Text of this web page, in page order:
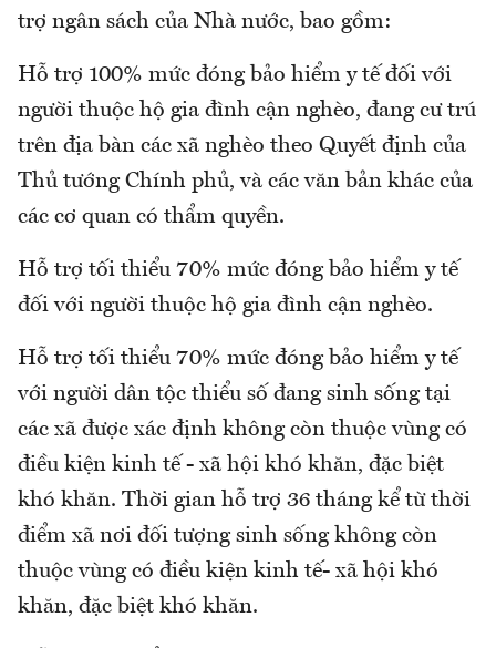
trợ ngân sách của Nhà nước, bao gồm:
Hỗ trợ 100% mức đóng bảo hiểm y tế đối với
người thuộc hộ gia đình cận nghèo, đang cư trú
trên địa bàn các xã nghèo theo Quyết định của
Thủ tướng Chính phủ, và các văn bản khác của
các cơ quan có thẩm quyền.
Hỗ trợ tối thiểu 70% mức đóng bảo hiểm y tế
đối với người thuộc hộ gia đình cận nghèo.
Hỗ trợ tối thiểu 70% mức đóng bảo hiểm y tế
với người dân tộc thiểu số đang sinh sống tại
các xã được xác định không còn thuộc vùng có
điều kiện kinh tế - xã hội khó khăn, đặc biệt
khó khăn. Thời gian hỗ trợ 36 tháng kể từ thời
điểm xã nơi đối tượng sinh sống không còn
thuộc vùng có điều kiện kinh tế- xã hội khó
khăn, đặc biệt khó khăn.